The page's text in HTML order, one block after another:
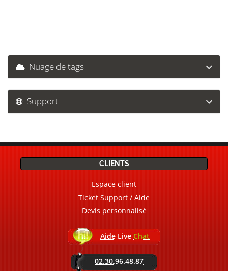
Nuage de tags
Support
CLIENTS
Espace client
Ticket Support / Aide
Devis personnalisé
Aide Live Chat
02.30.96.48.87